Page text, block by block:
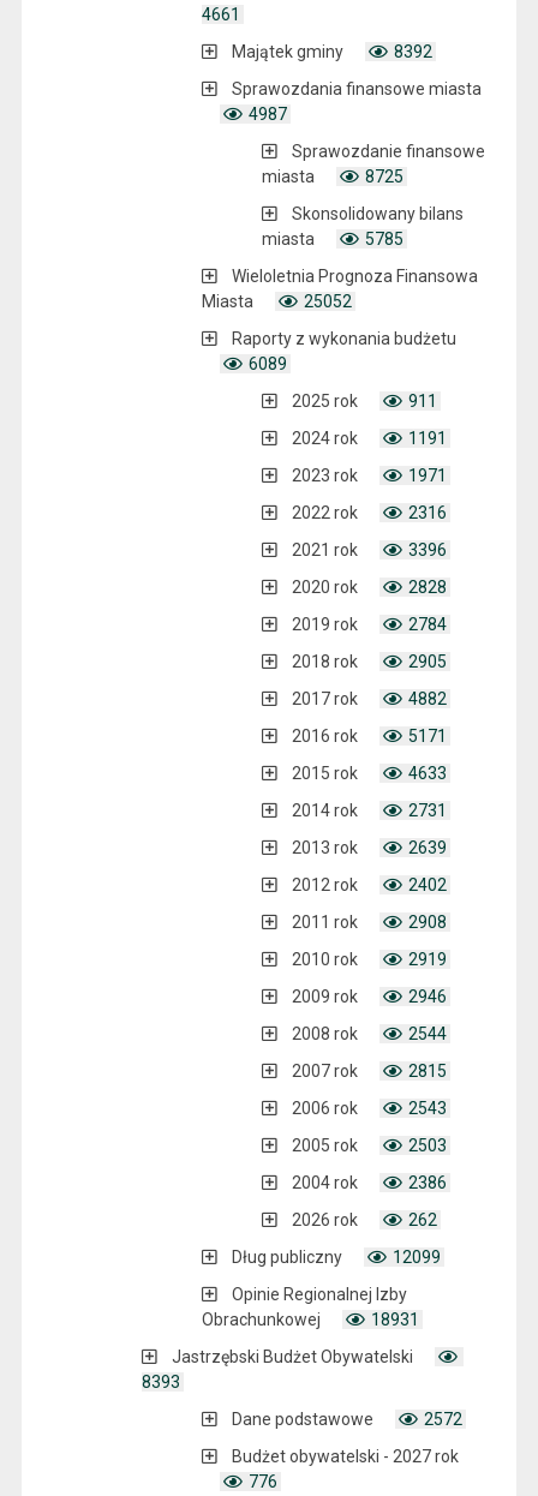
4661
Majątek gminy
8392
Sprawozdania finansowe miasta
4987
Sprawozdanie finansowe
miasta
8725
Skonsolidowany bilans
miasta
5785
Wieloletnia Prognoza Finansowa
Miasta
25052
Raporty z wykonania budżetu
6089
2025 rok
911
2024 rok
1191
2023 rok
1971
2022 rok
2316
2021 rok
3396
2020 rok
2828
2019 rok
2784
2018 rok
2905
2017 rok
4882
2016 rok
5171
2015 rok
4633
2014 rok
2731
2013 rok
2639
2012 rok
2402
2011 rok
2908
2010 rok
2919
2009 rok
2946
2008 rok
2544
2007 rok
2815
2006 rok
2543
2005 rok
2503
2004 rok
2386
2026 rok
262
Dług publiczny
12099
Opinie Regionalnej Izby
Obrachunkowej
18931
Jastrzębski Budżet Obywatelski
8393
Dane podstawowe
2572
Budżet obywatelski - 2027 rok
776